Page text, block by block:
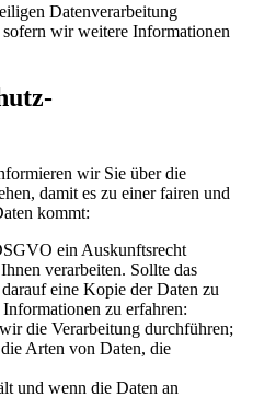
Datenverarbeitung
wir weitere Informationen
wir Sie über die
damit es zu einer fairen und
kommt:
ein Auskunftsrecht
verarbeiten. Sollte das
eine Kopie der Daten zu
zu erfahren:
die Verarbeitung durchführen;
Arten von Daten, die
und wenn die Daten an